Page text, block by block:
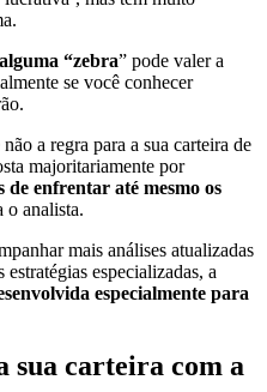
“zebra” pode valer a
se você conhecer
a regra para a sua carteira de
majoritariamente por
de enfrentar até mesmo os
o analista.
mais análises atualizadas
especializadas, a
especialmente para
sua carteira com a